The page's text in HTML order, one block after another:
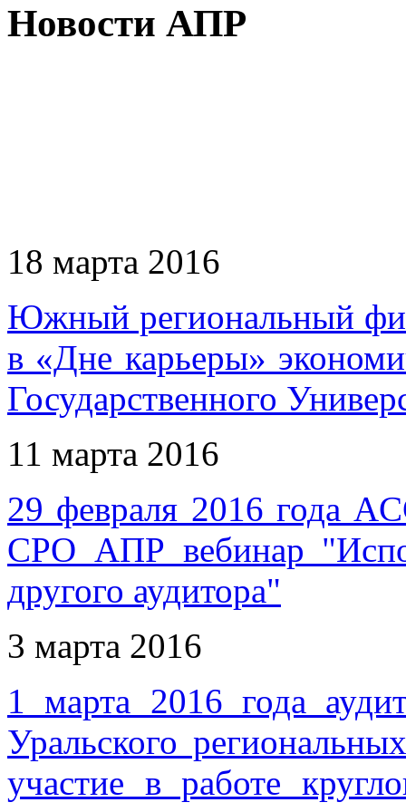
Новости АПР
18 марта 2016
Южный региональный
в «Дне карьеры»
Государственного
11 марта 2016
29 февраля 2016 года
СРО АПР вебинар
другого аудитора"
3 марта 2016
1 марта 2016 года
Уральского
участие в работе